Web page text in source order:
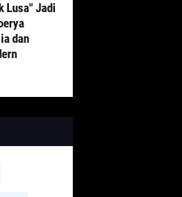
Lusa" Jadi
dan